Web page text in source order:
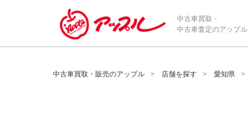
/*ABテスト_新規査定フォームの為のCVボタン*/
中古車買取・
中古車査定のアップル
中古車買取・販売のアップル 店舗を探す 愛知県